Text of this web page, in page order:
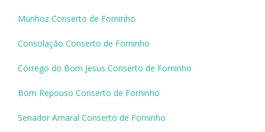
Munhoz Conserto de Forninho
Consolação Conserto de Forninho
Córrego do Bom Jesus Conserto de Forninho
Bom Repouso Conserto de Forninho
Senador Amaral Conserto de Forninho